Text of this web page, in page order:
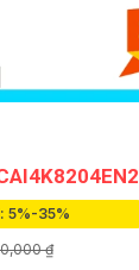
5%-35%
₫